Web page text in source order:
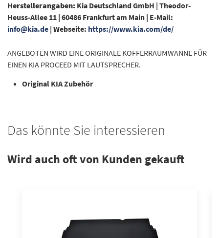
Herstellerangaben: Kia Deutschland GmbH | Theodor-
Heuss-Allee 11 | 60486 Frankfurt am Main | E-Mail:
info@kia.de | Webseite: https://www.kia.com/de/
ANGEBOTEN WIRD EINE ORIGINALE KOFFERRAUMWANNE FÜR
EINEN KIA PROCEED MIT LAUTSPRECHER.
Original KIA Zubehör
Das könnte Sie interessieren
Wird auch oft von Kunden gekauft